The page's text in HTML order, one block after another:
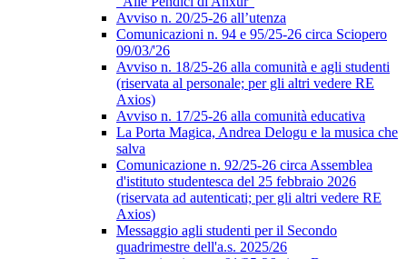
Avviso n. 20/25-26 all’utenza
Comunicazioni n. 94 e 95/25-26 circa Sciopero
09/03/'26
Avviso n. 18/25-26 alla comunità e agli studenti
(riservata al personale; per gli altri vedere RE
Axios)
Avviso n. 17/25-26 alla comunità educativa
La Porta Magica, Andrea Delogu e la musica che
salva
Comunicazione n. 92/25-26 circa Assemblea
d'istituto studentesca del 25 febbraio 2026
(riservata ad autenticati; per gli altri vedere RE
Axios)
Messaggio agli studenti per il Secondo
quadrimestre dell'a.s. 2025/26